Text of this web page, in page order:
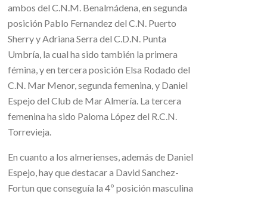
ambos del C.N.M. Benalmádena, en segunda
posición Pablo Fernandez del C.N. Puerto
Sherry y Adriana Serra del C.D.N. Punta
Umbría, la cual ha sido también la primera
fémina, y en tercera posición Elsa Rodado del
C.N. Mar Menor, segunda femenina, y Daniel
Espejo del Club de Mar Almería. La tercera
femenina ha sido Paloma López del R.C.N.
Torrevieja.
En cuanto a los almerienses, además de Daniel
Espejo, hay que destacar a David Sanchez-
Fortun que conseguía la 4º posición masculina